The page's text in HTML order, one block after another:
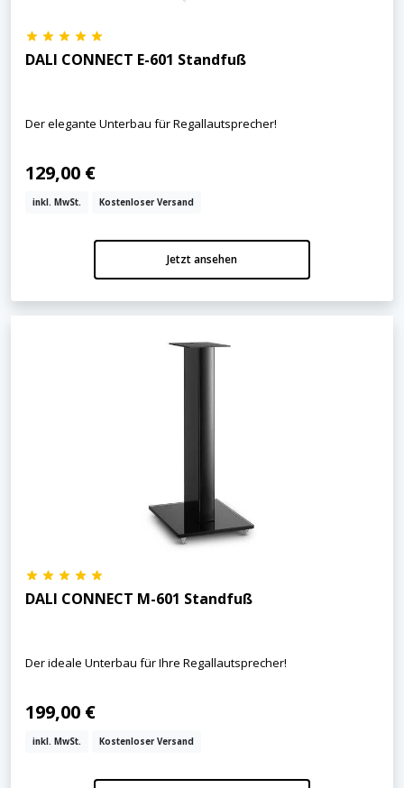
DALI CONNECT E-601 Standfuß
Der elegante Unterbau für Regallautsprecher!
129,00 €
inkl. MwSt. Kostenloser Versand
Jetzt ansehen
DALI CONNECT M-601 Standfuß
Der ideale Unterbau für Ihre Regallautsprecher!
199,00 €
inkl. MwSt. Kostenloser Versand